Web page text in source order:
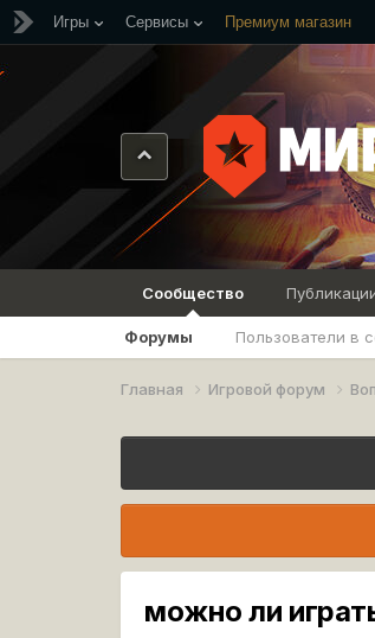
Игры Сервисы Премиум магазин
Сообщество
Форумы Пользователи в
Главная Игровой форум
можно ли